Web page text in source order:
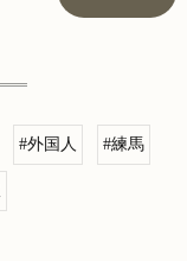
#外国人 #練馬